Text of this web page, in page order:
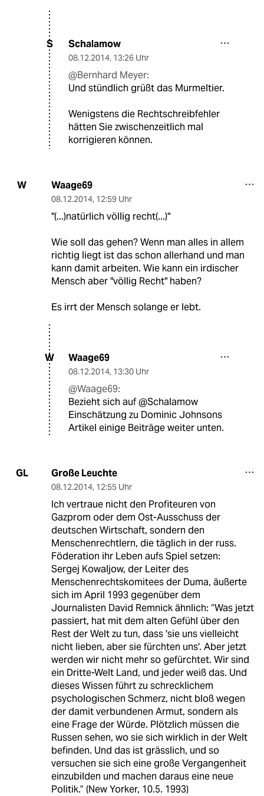
S Schalamow
08.12.2014, 13:26 Uhr
@Bernhard Meyer:
Und stündlich grüßt das Murmeltier.
Wenigstens die Rechtschreibfehler
hätten Sie zwischenzeitlich mal
korrigieren können.
W Waage69
08.12.2014, 12:59 Uhr
"(...)natürlich völlig recht(...)"
Wie soll das gehen? Wenn man alles in allem
richtig liegt ist das schon allerhand und man
kann damit arbeiten. Wie kann ein irdischer
Mensch aber "völlig Recht" haben?
Es irrt der Mensch solange er lebt.
W Waage69
08.12.2014, 13:30 Uhr
@Waage69:
Bezieht sich auf @Schalamow
Einschätzung zu Dominic Johnsons
Artikel einige Beiträge weiter unten.
GL Große Leuchte
08.12.2014, 12:55 Uhr
Ich vertraue nicht den Profiteuren von
Gazprom oder dem Ost-Ausschuss der
deutschen Wirtschaft, sondern den
Menschenrechtlern, die täglich in der russ.
Föderation ihr Leben aufs Spiel setzen:
Sergej Kowaljow, der Leiter des
Menschenrechtskomitees der Duma, äußerte
sich im April 1993 gegenüber dem
Journalisten David Remnick ähnlich: “Was jetzt
passiert, hat mit dem alten Gefühl über den
Rest der Welt zu tun, dass 'sie uns vielleicht
nicht lieben, aber sie fürchten uns'. Aber jetzt
werden wir nicht mehr so gefürchtet. Wir sind
ein Dritte-Welt Land, und jeder weiß das. Und
dieses Wissen führt zu schrecklichem
psychologischen Schmerz, nicht bloß wegen
der damit verbundenen Armut, sondern als
eine Frage der Würde. Plötzlich müssen die
Russen sehen, wo sie sich wirklich in der Welt
befinden. Und das ist grässlich, und so
versuchen sie sich eine große Vergangenheit
einzubilden und machen daraus eine neue
Politik.” (New Yorker, 10.5. 1993)